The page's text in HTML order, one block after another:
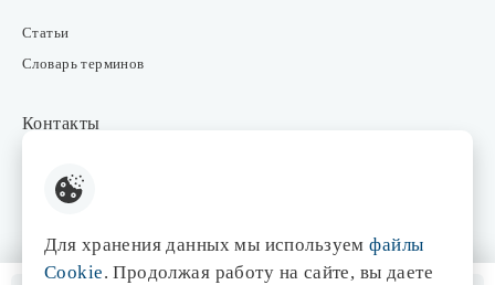
Статьи
Словарь терминов
Контакты
Интернет-магазин
Отдел маркетинга
Для хранения данных мы используемфайлы
Cookie. Продолжая работу на сайте, вы даете